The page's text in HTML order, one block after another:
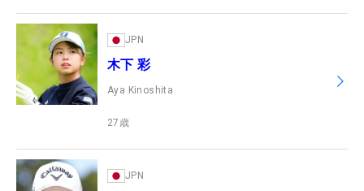
JPN
木下 彩
Aya Kinoshita
27 歳
JPN